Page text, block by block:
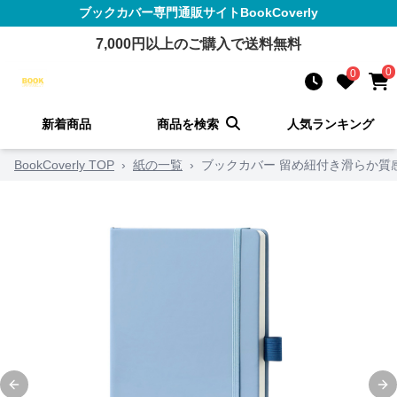
ブックカバー専門通販サイトBookCoverly
7,000円以上のご購入で送料無料
0 0
新着商品 商品を検索 人気ランキング
BookCoverly TOP › 紙の一覧 › ブックカバー 留め紐付き滑らか
Previous slide